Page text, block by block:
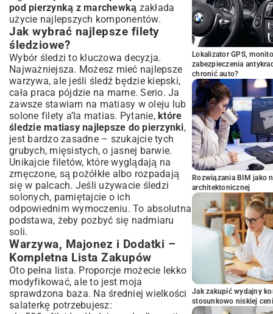
pod pierzynką z marchewką zakłada
użycie najlepszych komponentów.
Jak wybrać najlepsze filety
śledziowe?
Wybór śledzi to kluczowa decyzja.
Najważniejsza. Możesz mieć najlepsze
warzywa, ale jeśli śledź będzie kiepski,
cała praca pójdzie na marne. Serio. Ja
zawsze stawiam na matiasy w oleju lub
solone filety a’la matias. Pytanie, które
śledzie matiasy najlepsze do pierzynki,
jest bardzo zasadne – szukajcie tych
grubych, mięsistych, o jasnej barwie.
Unikajcie filetów, które wyglądają na
zmęczone, są pożółkłe albo rozpadają
się w palcach. Jeśli używacie śledzi
solonych, pamiętajcie o ich
odpowiednim wymoczeniu. To absolutna
podstawa, żeby pozbyć się nadmiaru
soli.
Warzywa, Majonez i Dodatki –
Kompletna Lista Zakupów
Oto pełna lista. Proporcje możecie lekko
modyfikować, ale to jest moja
sprawdzona baza. Na średniej wielkości
salaterkę potrzebujesz:
Lokalizator GPS,
zabezpieczenia
chronić auto?
Rozwiązania BIM jako
architektonicznej
Jak zakupić wydajny
stosunkowo niskiej